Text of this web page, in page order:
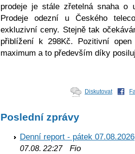
prodeje je stále zřetelná snaha o
Prodeje odezní u Českého
exkluzivní ceny. Stejně tak
přiblížení k 298Kč. Pozitivní
maximum a to především díky
Diskutovat
Poslední zprávy
Denní report - pátek 07.08.2026
07.08. 22:27Fio